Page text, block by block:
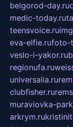
belgorod-day.ru
medic-today.ru
teensvoice.ru
eva-elfie.rufoto-
veslo-i-yakor.ru
regionufa.ru
universalia.ru
clubfisher.ru
muraviovka-
arkrym.ru